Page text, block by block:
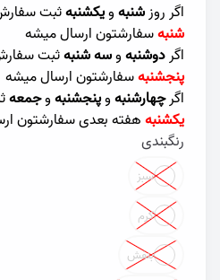
اگر روزشنبهویکشنبهثبت
شنبهسفارشتون ارسال میشه
اگردوشنبهوسه شنبهثبت
پنجشنبهسفارشتون ارسال میشه
اگرچهارشنبهوپنجشنبهوجمعه
یکشنبههفته بعدی سفارشتون
رنگبندی
Colorسبز
کرم
بنفش